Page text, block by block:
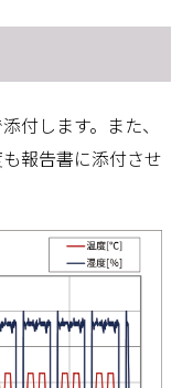
付します。また、
報告書に添付させ